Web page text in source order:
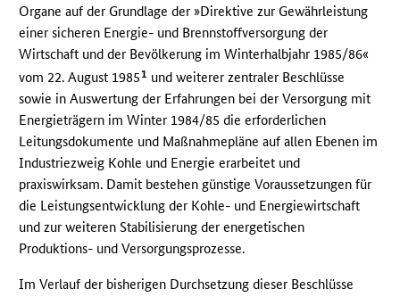
Organe auf der Grundlage der »Direktive zur Gewährleistung
einer sicheren Energie- und Brennstoffversorgung der
Wirtschaft und der Bevölkerung im Winterhalbjahr 1985/86«
vom 22. August 19851 und weiterer zentraler Beschlüsse
sowie in Auswertung der Erfahrungen bei der Versorgung mit
Energieträgern im Winter 1984/85 die erforderlichen
Leitungsdokumente und Maßnahmepläne auf allen Ebenen im
Industriezweig Kohle und Energie erarbeitet und
praxiswirksam. Damit bestehen günstige Voraussetzungen für
die Leistungsentwicklung der Kohle- und Energiewirtschaft
und zur weiteren Stabilisierung der energetischen
Produktions- und Versorgungsprozesse.
Im Verlauf der bisherigen Durchsetzung dieser Beschlüsse